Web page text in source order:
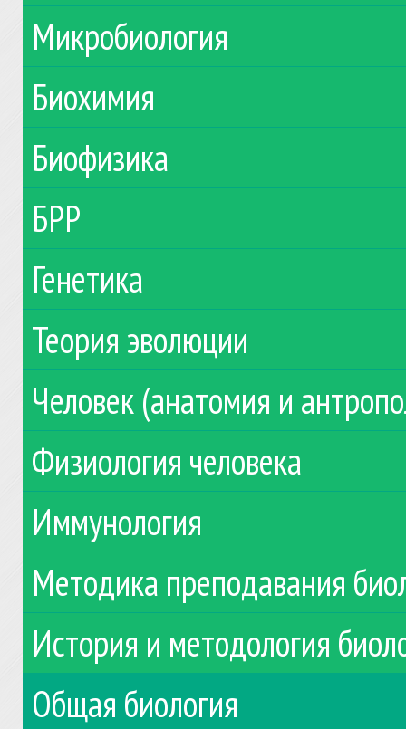
Микробиология
Биохимия
Биофизика
БРР
Генетика
Теория эволюции
Человек (анатомия и
Физиология человека
Иммунология
Методика преподавания
История и методология
Общая биология